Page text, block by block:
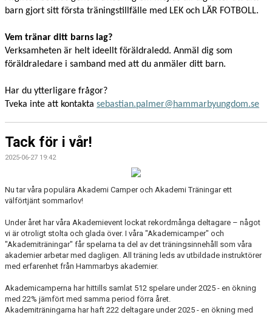
barn gjort sitt första träningstillfälle med LEK och LÄR FOTBOLL.
Vem tränar ditt barns lag?
Verksamheten är helt ideellt föräldraledd. Anmäl dig som
föräldraledare i samband med att du anmäler ditt barn.
Har du ytterligare frågor?
Tveka inte att kontakta sebastian.palmer@hammarbyungdom.se
Tack för i vår!
2025-06-27 19:42
Nu tar våra populära Akademi Camper och Akademi Träningar ett
välförtjänt sommarlov!
Under året har våra Akademievent lockat rekordmånga deltagare – något
vi är otroligt stolta och glada över. I våra "Akademicamper" och
"Akademiträningar" får spelarna ta del av det träningsinnehåll som våra
akademier arbetar med dagligen. All träning leds av utbildade instruktörer
med erfarenhet från Hammarbys akademier.
Akademicamperna har hittills samlat 512 spelare under 2025 - en ökning
med 22% jämfört med samma period förra året.
Akademiträningarna har haft 222 deltagare under 2025 - en ökning med